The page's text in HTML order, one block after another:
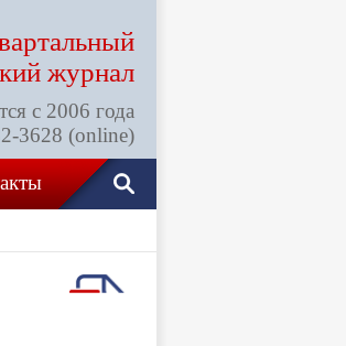
журнал
с 2006 года
3628 (online)